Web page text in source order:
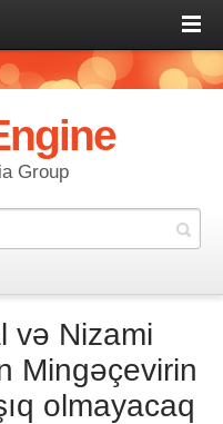
Group
və Nizami
Mingəçevirin
olmayacaq